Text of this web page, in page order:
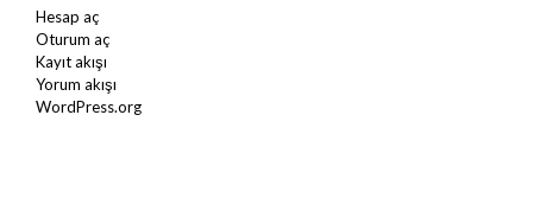
Hesap aç
Oturum aç
Kayıt akışı
Yorum akışı
WordPress.org